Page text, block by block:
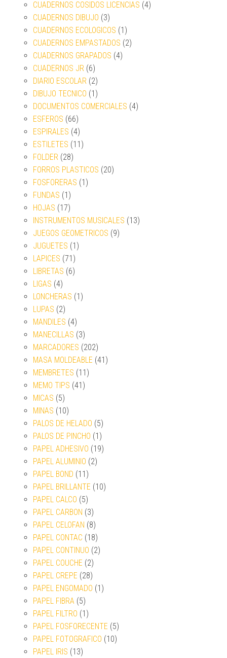
CUADERNOS COSIDOS LICENCIAS (4)
CUADERNOS DIBUJO (3)
CUADERNOS ECOLOGICOS (1)
CUADERNOS EMPASTADOS (2)
CUADERNOS GRAPADOS (4)
CUADERNOS JR (6)
DIARIO ESCOLAR (2)
DIBUJO TECNICO (1)
DOCUMENTOS COMERCIALES (4)
ESFEROS (66)
ESPIRALES (4)
ESTILETES (11)
FOLDER (28)
FORROS PLASTICOS (20)
FOSFORERAS (1)
FUNDAS (1)
HOJAS (17)
INSTRUMENTOS MUSICALES (13)
JUEGOS GEOMETRICOS (9)
JUGUETES (1)
LAPICES (71)
LIBRETAS (6)
LIGAS (4)
LONCHERAS (1)
LUPAS (2)
MANDILES (4)
MANECILLAS (3)
MARCADORES (202)
MASA MOLDEABLE (41)
MEMBRETES (11)
MEMO TIPS (41)
MICAS (5)
MINAS (10)
PALOS DE HELADO (5)
PALOS DE PINCHO (1)
PAPEL ADHESIVO (19)
PAPEL ALUMINIO (2)
PAPEL BOND (11)
PAPEL BRILLANTE (10)
PAPEL CALCO (5)
PAPEL CARBON (3)
PAPEL CELOFAN (8)
PAPEL CONTAC (18)
PAPEL CONTINUO (2)
PAPEL COUCHE (2)
PAPEL CREPE (28)
PAPEL ENGOMADO (1)
PAPEL FIBRA (5)
PAPEL FILTRO (1)
PAPEL FOSFORECENTE (5)
PAPEL FOTOGRAFICO (10)
PAPEL IRIS (13)